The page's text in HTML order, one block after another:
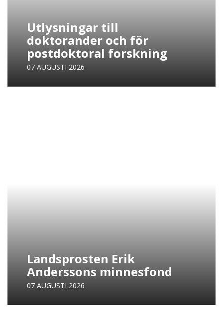
Utlysningar till
doktorander och för
postdoktoral forskning
07 AUGUSTI 2026
Landsprosten Erik
Anderssons minnesfond
07 AUGUSTI 2026